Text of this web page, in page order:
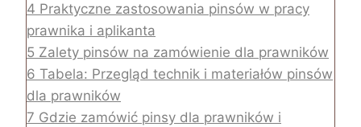
4 Praktyczne zastosowania pinsów w pracy
prawnika i aplikanta
5 Zalety pinsów na zamówienie dla prawników
6 Tabela: Przegląd technik i materiałów pinsów
dla prawników
7 Gdzie zamówić pinsy dla prawników i